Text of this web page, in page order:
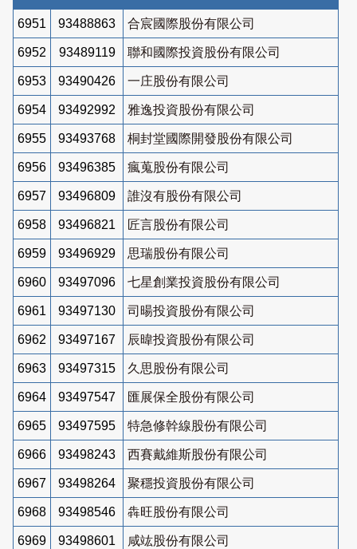
6951 93488863 合宸國際股份有限公司
6952 93489119 聯和國際投資股份有限公司
6953 93490426 一庄股份有限公司
6954 93492992 雅逸投資股份有限公司
6955 93493768 桐封堂國際開發股份有限公司
6956 93496385 瘋蒐股份有限公司
6957 93496809 誰沒有股份有限公司
6958 93496821 匠言股份有限公司
6959 93496929 思瑞股份有限公司
6960 93497096 七星創業投資股份有限公司
6961 93497130 司暘投資股份有限公司
6962 93497167 辰暐投資股份有限公司
6963 93497315 久思股份有限公司
6964 93497547 匯展保全股份有限公司
6965 93497595 特急修幹線股份有限公司
6966 93498243 西賽戴維斯股份有限公司
6967 93498264 聚穩投資股份有限公司
6968 93498546 犇旺股份有限公司
6969 93498601 咸竑股份有限公司